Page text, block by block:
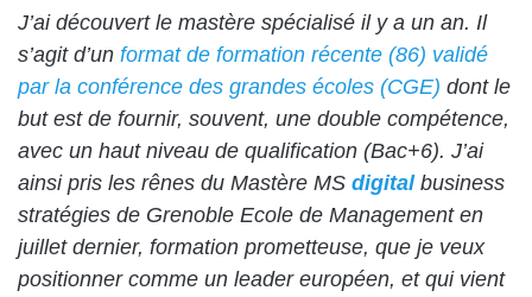
J’ai découvert le mastère spécialisé il y a un an. Il
s’agit d’un format de formation récente (86) validé
par la conférence des grandes écoles (CGE) dont le
but est de fournir, souvent, une double compétence,
avec un haut niveau de qualification (Bac+6). J’ai
ainsi pris les rênes du Mastère MS digitalbusiness
stratégies de Grenoble Ecole de Management en
juillet dernier, formation prometteuse, que je veux
positionner comme un leader européen, et qui vient